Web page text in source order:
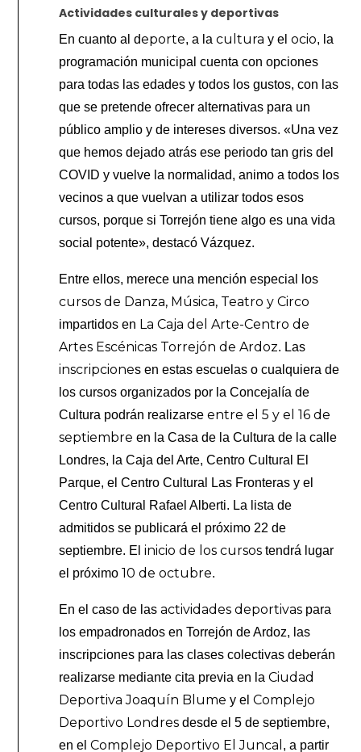
Actividades culturales y deportivas
En cuanto al deporte, a la cultura y elocio, la
programación municipal cuenta con opciones
para todas las edades y todos los gustos, con las
que se pretende ofrecer alternativas para un
público amplio y de intereses diversos. «Una vez
que hemos dejado atrás ese periodo tan gris del
COVID y vuelve la normalidad, animo a todos los
vecinos a que vuelvan a utilizar todos esos
cursos, porque si Torrejón tiene algo es una vida
social potente», destacó Vázquez.
Entre ellos, merece una mención especial los
cursos de Danza, Música, Teatro y Circo
impartidos en La Caja del Arte-Centro de
Artes Escénicas Torrejón de Ardoz. Las
inscripciones en estas escuelas o cualquiera de
los cursos organizados por la Concejalía de
Cultura podrán realizarseentre el 5 y el 16 de
septiembre en la Casa de la Cultura de la calle
Londres, la Caja del Arte, Centro Cultural El
Parque, el Centro Cultural Las Fronteras y el
Centro Cultural Rafael Alberti. La lista de
admitidos se publicará el próximo 22 de
septiembre. El inicio de los cursos tendrá lugar
el próximo 10 de octubre.
En el caso de las actividades deportivas para
los empadronados en Torrejón de Ardoz, las
inscripciones para las clases colectivas deberán
realizarse mediante cita previa en laCiudad
Deportiva Joaquín Blume y el Complejo
Deportivo Londres desde el 5 de septiembre,
en el Complejo Deportivo El Juncal , a partir